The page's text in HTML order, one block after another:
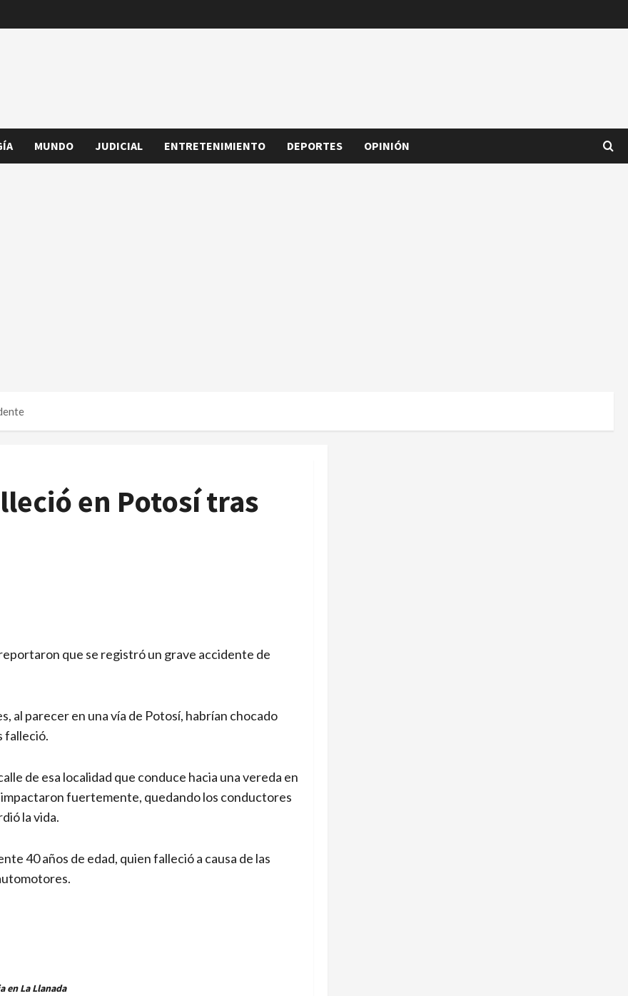
MUNDO JUDICIAL ENTRETENIMIENTO DEPORTES OPINIÓN
en Potosí tras
que se registró un grave accidente de
al parecer en una vía de Potosí, habrían chocado
falleció.
de esa localidad que conduce hacia una vereda en
fuertemente, quedando los conductores
la vida.
40 años de edad, quien falleció a causa de las
en La Llanada